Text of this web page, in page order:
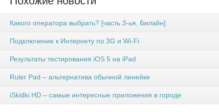
Какого оператора выбрать? [часть 3-ья, Билайн]
Подключение к Интернету по 3G и Wi-Fi
Результаты тестирования iOS 5 на iPad
Ruler Pad – альтернатива обычной линейке
iSkidki HD – самые интересные приложения в городе